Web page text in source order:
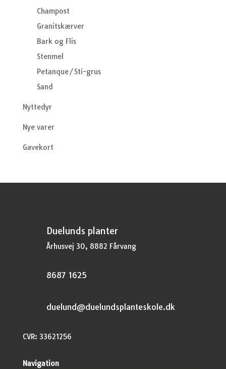
Champost
Granitskærver
Bark og Flis
Stenmel
Petanque/Sti-grus
Sand
Nyttedyr
Nye varer
Gavekort
Duelunds planter
Århusvej 30, 8882 Fårvang
8687 1625
duelund@duelundsplanteskole.dk
CVR: 33621256
Navigation